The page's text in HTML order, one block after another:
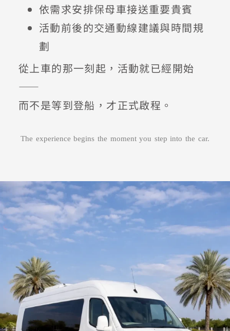
依需求安排保母車接送重要貴賓
活動前後的交通動線建議與時間規
劃
從上車的那一刻起，活動就已經開始
——
而不是等到登船，才正式啟程。
The experience begins the moment you step into the car.